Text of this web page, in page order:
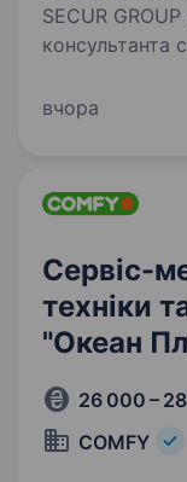
SECUR
консультанта
рівень
вчора
Сервіс-
техніки
"Океан
26 000 –
COMFY